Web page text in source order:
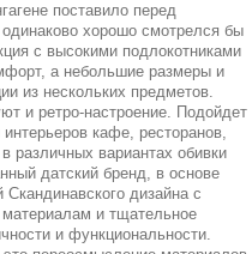
поставило перед
хорошо смотрелся бы
с высокими подлокотниками
а небольшие размеры и
из нескольких предметов.
и ретро-настроение. Подойдет
кафе, ресторанов,
различных вариантах обивки
датский бренд, в основе
дизайна с
и тщательное
и функциональности.